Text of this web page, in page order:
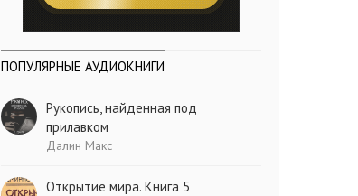
ПОПУЛЯРНЫЕ АУДИОКНИГИ
Рукопись, найденная под
прилавком
Далин Макс
Открытие мира. Книга 5